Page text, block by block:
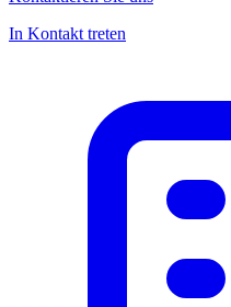
In Kontakt treten